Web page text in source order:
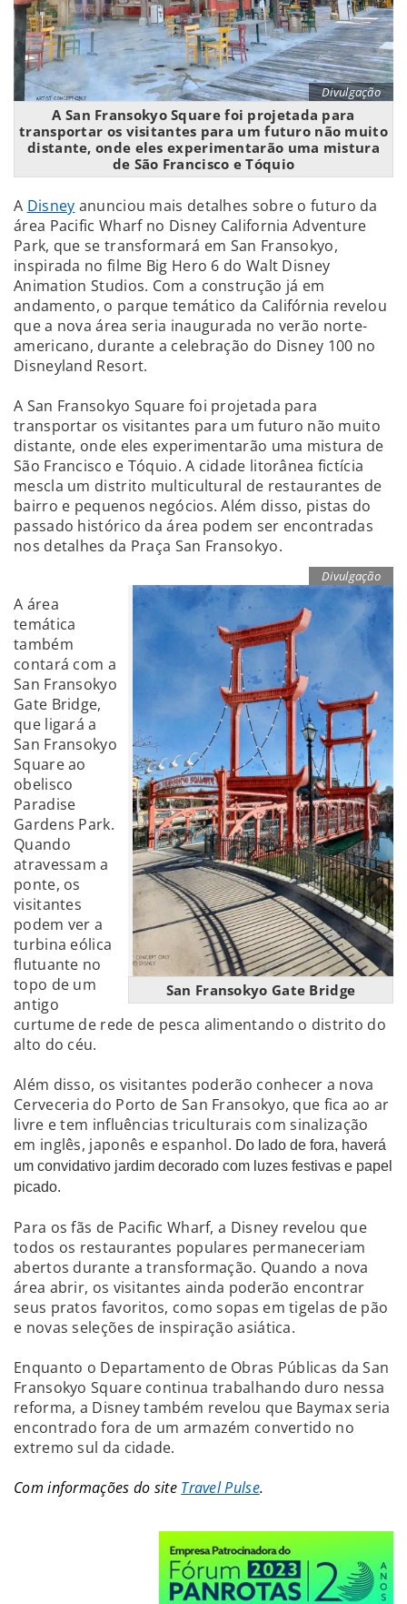
Divulgação
A San Fransokyo Square foi projetada para
transportar os visitantes para um futuro não muito
distante, onde eles experimentarão uma mistura
de São Francisco e Tóquio
A Disney anunciou mais detalhes sobre o futuro da
área Pacific Wharf no Disney California Adventure
Park, que se transformará em San Fransokyo,
inspirada no filme Big Hero 6 do Walt Disney
Animation Studios. Com a construção já em
andamento, o parque temático da Califórnia revelou
que a nova área seria inaugurada no verão norte-
americano, durante a celebração do Disney 100 no
Disneyland Resort.
A San Fransokyo Square foi projetada para
transportar os visitantes para um futuro não muito
distante, onde eles experimentarão uma mistura de
São Francisco e Tóquio. A cidade litorânea fictícia
mescla um distrito multicultural de restaurantes de
bairro e pequenos negócios. Além disso, pistas do
passado histórico da área podem ser encontradas
nos detalhes da Praça San Fransokyo.
Divulgação
San Fransokyo Gate Bridge
A área
temática
também
contará com a
San Fransokyo
Gate Bridge,
que ligará a
San Fransokyo
Square ao
obelisco
Paradise
Gardens Park.
Quando
atravessam a
ponte, os
visitantes
podem ver a
turbina eólica
flutuante no
topo de um
antigo
curtume de rede de pesca alimentando o distrito do
alto do céu.
Além disso, os visitantes poderão conhecer a nova
Cerveceria do Porto de San Fransokyo, que fica ao ar
livre e tem influências triculturais com sinalização
em inglês, japonês e espanhol. Do lado de fora, haverá
um convidativo jardim decorado com luzes festivas e papel
picado.
Para os fãs de Pacific Wharf, a Disney revelou que
todos os restaurantes populares permaneceriam
abertos durante a transformação. Quando a nova
área abrir, os visitantes ainda poderão encontrar
seus pratos favoritos, como sopas em tigelas de pão
e novas seleções de inspiração asiática.
Enquanto o Departamento de Obras Públicas da San
Fransokyo Square continua trabalhando duro nessa
reforma, a Disney também revelou que Baymax seria
encontrado fora de um armazém convertido no
extremo sul da cidade.
Com informações do site Travel Pulse.